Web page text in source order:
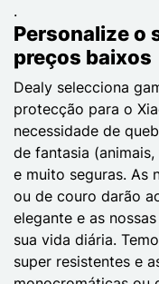
.
Personalize o
preços baixos
Dealy selecciona
protecção para o
necessidade de
de fantasia
e muito seguras. As
ou de couro darão
elegante e as
sua vida diária.
super resistentes e